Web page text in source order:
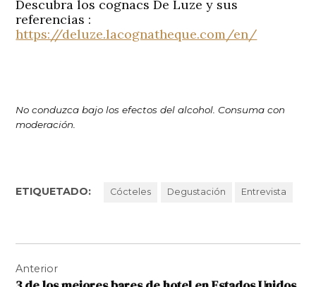
Descubra los cognacs De Luze y sus
referencias :
https://deluze.lacognatheque.com/en/
No conduzca bajo los efectos del alcohol. Consuma con
moderación.
ETIQUETADO: Cócteles Degustación Entrevista
de
Anterior